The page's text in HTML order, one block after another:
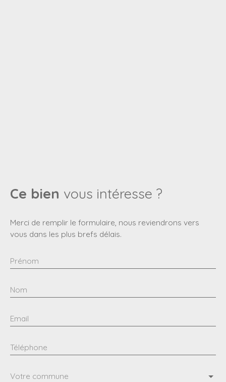
Ce bien vous intéresse ?
Merci de remplir le formulaire, nous reviendrons vers
vous dans les plus brefs délais.
Prénom
Nom
Email
Téléphone
Votre commune